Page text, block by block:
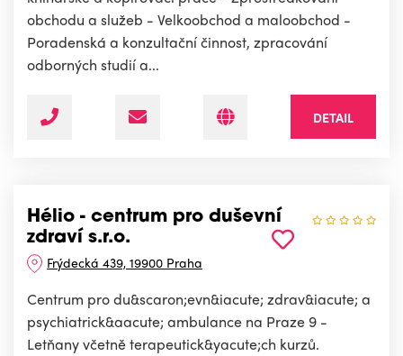
obchodu a služeb - Velkoobchod a maloobchod -
Poradenská a konzultační činnost, zpracování
odborných studií a...
DETAIL
Hélio - centrum pro duševní
zdraví s.r.o.
Frýdecká 439, 19900 Praha
Centrum pro du&scaron;evn&iacute; zdrav&iacute; a
psychiatrick&aacute; ambulance na Praze 9 -
Letňany včetně terapeutick&yacute;ch kurzů.